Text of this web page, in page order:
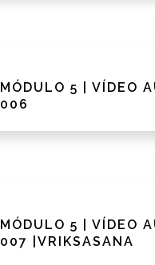
MÓDULO 5 | VÍDEO
006
MÓDULO 5 | VÍDEO
007 |VRIKSASANA